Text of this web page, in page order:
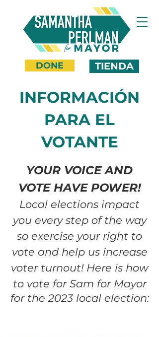
DONE TIENDA
INFORMACIÓN
PARA EL
VOTANTE
YOUR VOICE AND
VOTE HAVE POWER!
Local elections impact
you every step of the way
so exercise your right to
vote and help us increase
voter turnout!Here is how
to vote for Sam for Mayor
for the 2023 local election: